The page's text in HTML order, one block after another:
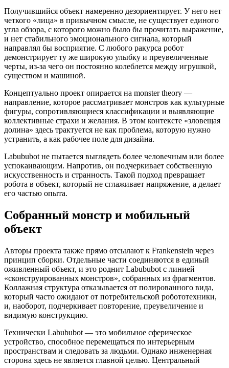
Получившийся объект намеренно дезориентирует. У него нет
четкого «лица» в привычном смысле, не существует единого
угла обзора, с которого можно было бы прочитать выражение,
и нет стабильного эмоционального сигнала, который
направлял бы восприятие. С любого ракурса робот
демонстрирует ту же широкую улыбку и преувеличенные
черты, из-за чего он постоянно колеблется между игрушкой,
существом и машиной.
Концептуально проект опирается на monster theory —
направление, которое рассматривает монстров как культурные
фигуры, сопротивляющиеся классификации и выявляющие
коллективные страхи и желания. В этом контексте «зловещая
долина» здесь трактуется не как проблема, которую нужно
устранить, а как рабочее поле для дизайна.
Labububot не пытается выглядеть более человечным или более
успокаивающим. Напротив, он подчеркивает собственную
искусственность и странность. Такой подход превращает
робота в объект, который не сглаживает напряжение, а делает
его частью опыта.
Собранный монстр и мобильный
объект
Авторы проекта также прямо отсылают к Frankenstein через
принцип сборки. Отдельные части соединяются в единый
оживленный объект, и это роднит Labububot с линией
«сконструированных монстров», собранных из фрагментов.
Коллажная структура отказывается от полированного вида,
который часто ожидают от потребительской робототехники,
и, наоборот, подчеркивает повторение, преувеличение и
видимую конструкцию.
Технически Labububot — это мобильное сферическое
устройство, способное перемещаться по интерьерным
пространствам и следовать за людьми. Однако инженерная
сторона здесь не является главной целью. Центральный